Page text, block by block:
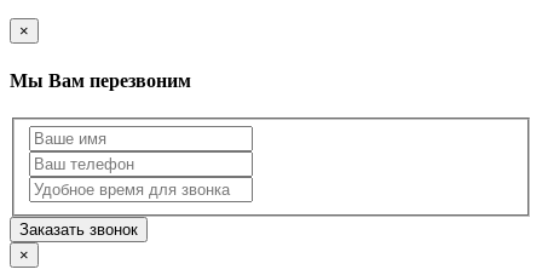
×
Мы Вам перезвоним
Заказать звонок
×